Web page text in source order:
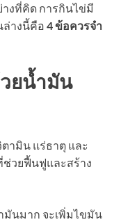
งที่คิด การกินไข่มี
ล่างนี้คือ 4 ข้อควรจำ
วยน้ำมัน
ตามิน แร่ธาตุ และ
วยฟื้นฟูและสร้าง
มันมาก จะเพิ่มไขมัน